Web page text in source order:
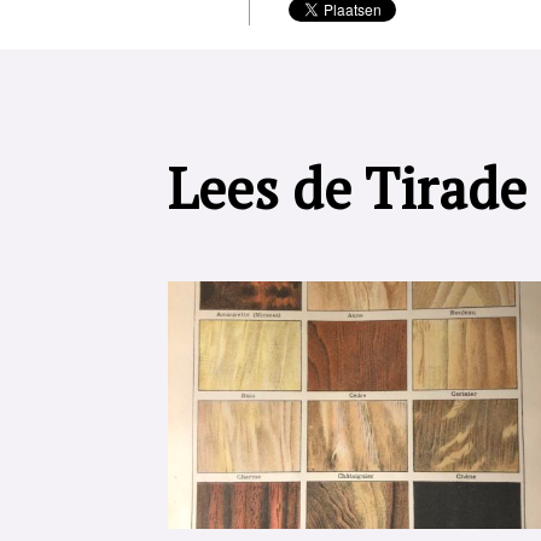
Lees de